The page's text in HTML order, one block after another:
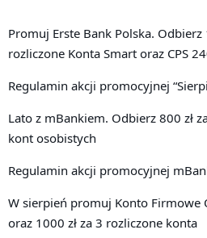
Promuj Erste Bank Polska. Odbierz
rozliczone Konta Smart oraz CPS
Regulamin akcji promocyjnej
Lato z mBankiem. Odbierz 800 zł
kont osobistych
Regulamin akcji promocyjnej
W sierpień promuj Konto Firmowe
oraz 1000 zł za 3 rozliczone konta